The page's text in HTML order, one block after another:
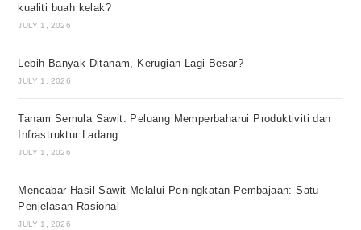
kualiti buah kelak?
JULY 1, 2026
Lebih Banyak Ditanam, Kerugian Lagi Besar?
JULY 1, 2026
Tanam Semula Sawit: Peluang Memperbaharui Produktiviti dan
Infrastruktur Ladang
JULY 1, 2026
Mencabar Hasil Sawit Melalui Peningkatan Pembajaan: Satu
Penjelasan Rasional
JULY 1, 2026